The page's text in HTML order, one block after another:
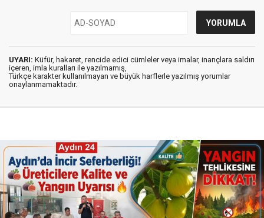
UYARI: Küfür, hakaret, rencide edici cümleler veya imalar, inançlara saldırı
içeren, imla kuralları ile yazılmamış,
Türkçe karakter kullanılmayan ve büyük harflerle yazılmış yorumlar
onaylanmamaktadır.